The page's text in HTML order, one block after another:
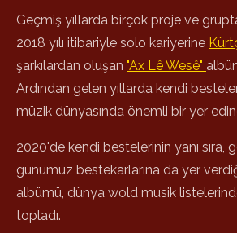
Geçmiş yıllarda birçok proje ve
2018 yılı itibariyle solo kariyerine
şarkılardan oluşan "Ax Lê Wesê"
Ardından gelen yıllarda kendi
müzik dünyasında önemli bir yer
2020'de kendi bestelerinin yanı sıra,
günümüz bestekarlarına da yer
albümü, dünya wold musik
topladı.